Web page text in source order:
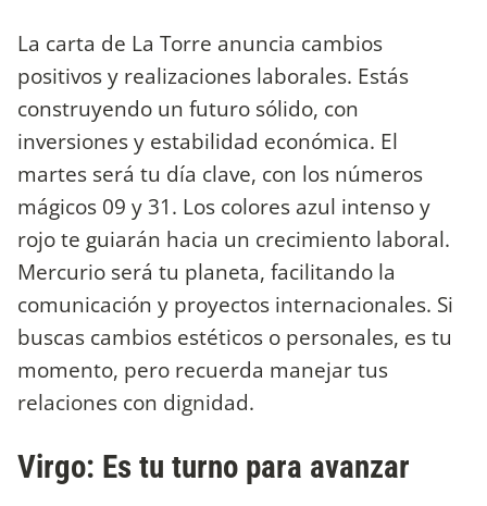
La carta de La Torre anuncia cambios
positivos y realizaciones laborales. Estás
construyendo un futuro sólido, con
inversiones y estabilidad económica. El
martes será tu día clave, con los números
mágicos 09 y 31. Los colores azul intenso y
rojo te guiarán hacia un crecimiento laboral.
Mercurio será tu planeta, facilitando la
comunicación y proyectos internacionales. Si
buscas cambios estéticos o personales, es tu
momento, pero recuerda manejar tus
relaciones con dignidad.
Virgo: Es tu turno para avanzar